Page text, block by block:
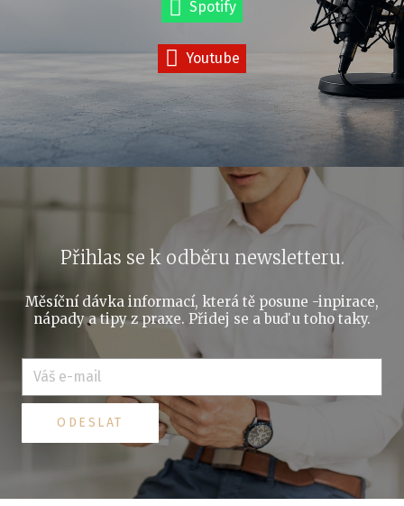
Spotify
Youtube
Přihlas se k odběru newsletteru.
Měsíční dávka informací, která tě posune -inpirace,
nápady a tipy z praxe. Přidej se a buď u toho taky.
ODESLAT